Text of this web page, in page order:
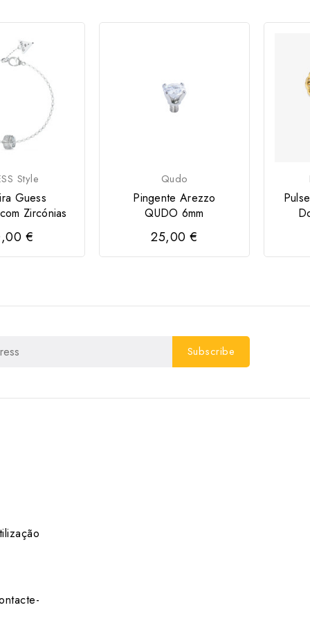
Style
Guess
Zircónias
€
Qudo
Pingente Arezzo
QUDO 6mm
25,00 €